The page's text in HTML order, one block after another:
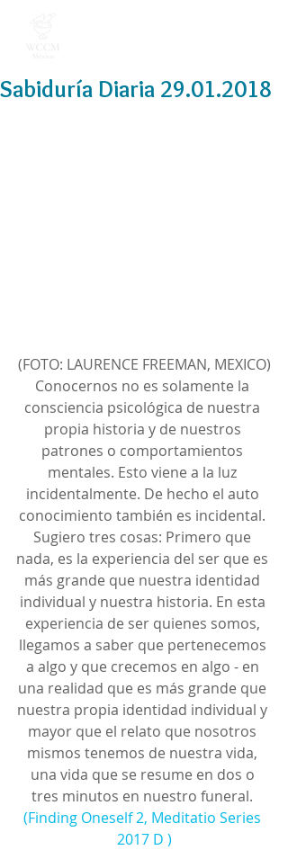
Sabiduría Diaria 29.01.2018
(FOTO: LAURENCE FREEMAN, MEXICO)
Conocernos no es solamente la
consciencia psicológica de nuestra
propia historia y de nuestros
patrones o comportamientos
mentales. Esto viene a la luz
incidentalmente. De hecho el auto
conocimiento también es incidental.
Sugiero tres cosas: Primero que
nada, es la experiencia del ser que es
más grande que nuestra identidad
individual y nuestra historia. En esta
experiencia de ser quienes somos,
llegamos a saber que pertenecemos
a algo y que crecemos en algo - en
una realidad que es más grande que
nuestra propia identidad individual y
mayor que el relato que nosotros
mismos tenemos de nuestra vida,
una vida que se resume en dos o
tres minutos en nuestro funeral.
(Finding Oneself 2, Meditatio Series
2017 D )